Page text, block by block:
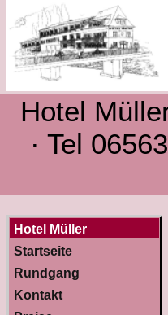
Hotel
· Tel
Hotel Müller
Startseite
Rundgang
Kontakt